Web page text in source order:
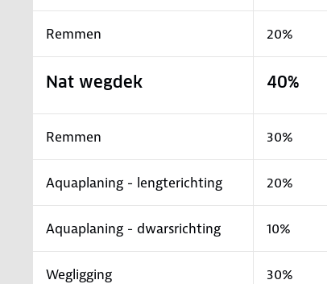
Remmen 20%
Nat wegdek 40%
Remmen 30%
Aquaplaning - lengterichting 20%
Aquaplaning - dwarsrichting 10%
Wegligging 30%